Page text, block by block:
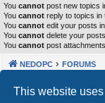
This website
You cannot post new topics
You cannot reply to topics in
You cannot edit your posts
You cannot delete your
You cannot post
NEDOPC FORUMS
Powered